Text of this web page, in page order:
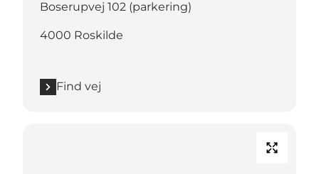
Boserupvej 102 (parkering)
4000 Roskilde
Find vej